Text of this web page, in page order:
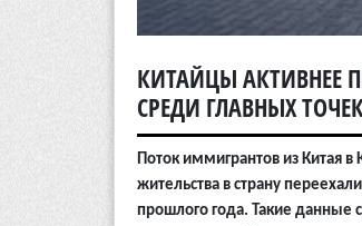
КИТАЙЦЫ АКТИВНЕЕ
СРЕДИ ГЛАВНЫХ
Поток иммигрантов из Китая в
жительства в страну
прошлого года. Такие данные